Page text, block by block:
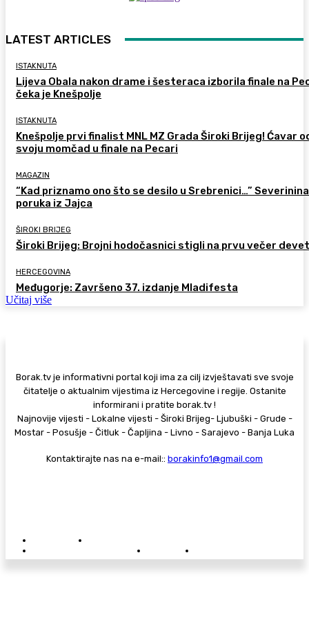
LATEST ARTICLES
ISTAKNUTA
Lijeva Obala nakon drame i šesteraca izborila finale na
čeka je Knešpolje
ISTAKNUTA
Knešpolje prvi finalist MNL MZ Grada Široki Brijeg! Ćavar
svoju momčad u finale na Pecari
MAGAZIN
“Kad priznamo ono što se desilo u Srebrenici…” Severinina
poruka iz Jajca
ŠIROKI BRIJEG
Široki Brijeg: Brojni hodočasnici stigli na prvu večer
HERCEGOVINA
Međugorje: Završeno 37. izdanje Mladifesta
Učitaj više
Borak.tv je informativni portal koji ima za cilj izvještavati sve svoje
čitatelje o aktualnim vijestima iz Hercegovine i regije. Ostanite
informirani i pratite borak.tv !
Najnovije vijesti - Lokalne vijesti - Široki Brijeg- Ljubuški - Grude -
Mostar - Posušje - Čitluk - Čapljina - Livno - Sarajevo - Banja Luka
Kontaktirajte nas na e-mail:: borakinfo1@gmail.com